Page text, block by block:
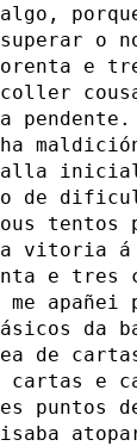
o
e
pendente.
de
tentos
vitoria
e tres
apañei
da
de
cartas e
puntos